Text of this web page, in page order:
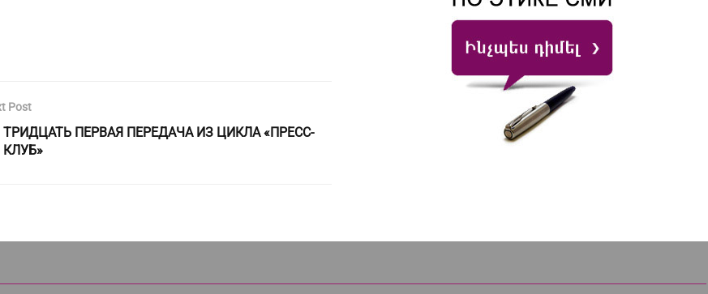
Post
ТРИДЦАТЬ ПЕРВАЯ ПЕРЕДАЧА ИЗ ЦИКЛА «ПРЕСС-
КЛУБ»